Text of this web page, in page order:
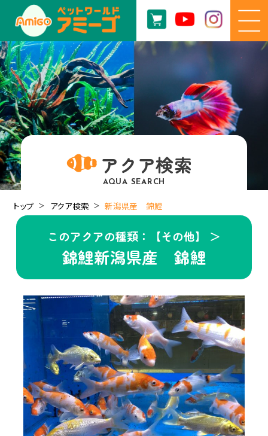
アクア検索
AQUA SEARCH
トップ アクア検索 新潟県産 錦鯉
このアクアの種類：【その他】 ＞
錦鯉新潟県産 錦鯉